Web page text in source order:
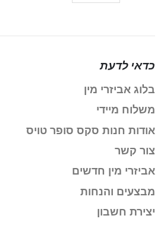
כדאי לדעת
בלוג אביזרי מין
משלוח מיידי
אודות חנות סקס סופר טויס
צור קשר
אביזרי מין חדשים
מבצעים והנחות
יצירת חשבון